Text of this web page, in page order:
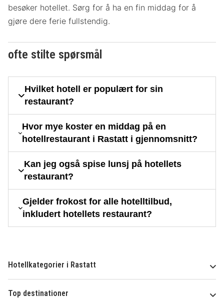
besøker hotellet. Sørg for å ha en fin middag for å
gjøre dere ferie fullstendig.
ofte stilte spørsmål
Hvilket hotell er populært for sin
restaurant?
Hvor mye koster en middag på en
hotellrestaurant i Rastatt i gjennomsnitt?
Kan jeg også spise lunsj på hotellets
restaurant?
Gjelder frokost for alle hotelltilbud,
inkludert hotellets restaurant?
Hotellkategorier i Rastatt
Top destinationer